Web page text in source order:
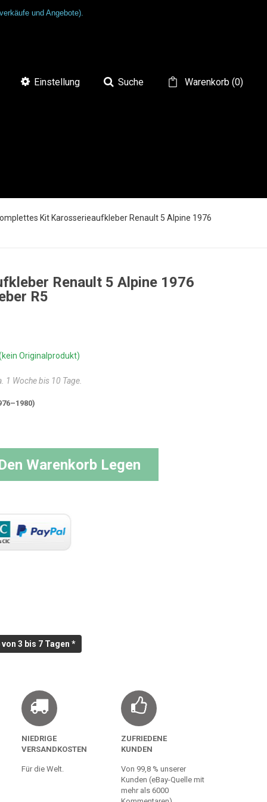
und Angebote).
Warenkorb(0)
Suche
Einstellung
Kit Karosserieaufkleber Renault 5 Alpine 1976
Renault 5 Alpine 1976
R5
Originalprodukt)
1 Woche bis 10 Tage.
Warenkorb Legen
3 bis 7 Tagen *
NIEDRIGE
VERSANDKOSTEN
Für die Welt.
ZUFRIEDENE
KUNDEN
Von 99,8 % unserer
Kunden (eBay-Quelle mit
mehr als 6000